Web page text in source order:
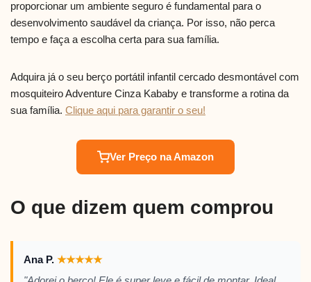
proporcionar um ambiente seguro é fundamental para o
desenvolvimento saudável da criança. Por isso, não perca
tempo e faça a escolha certa para sua família.
Adquira já o seu berço portátil infantil cercado desmontável com
mosquiteiro Adventure Cinza Kababy e transforme a rotina da
sua família. Clique aqui para garantir o seu!
Ver Preço na Amazon
O que dizem quem comprou
Ana P. ★★★★★